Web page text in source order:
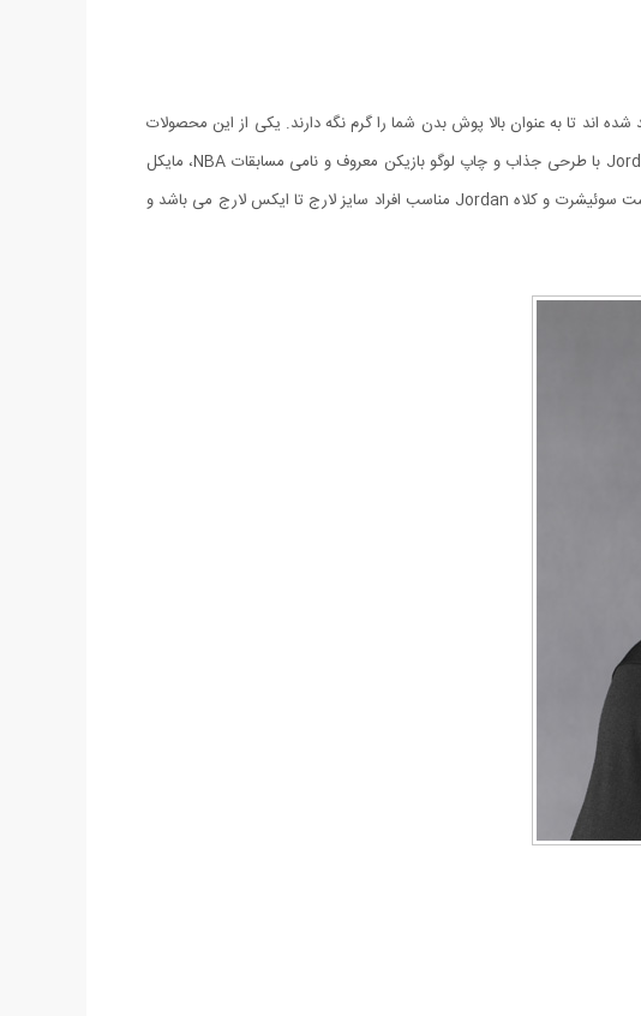
اند تا به عنوان بالا پوش بدن شما را گرم نگه دارند. یکی از این محصولات
ست سوئیشرت و کلاه Jordan از جنس پارچه خارخورده کرک دار است که بدن را بسیار گرم نگه می دارد. ست سوئیشرت و کلاه Jordan با طرحی جذاب و چاپ لوگو بازیکن معروف و نامی مسابقات NBA، مایکل
جردن در بخش سینه جلوه خاصی به این ست داده است. این ست به همراه یک کلاه کشی و بسیار شیک و مدرن ارائه شده است. ست سوئیشرت و کلاه Jordan مناسب افراد سایز لارج تا ایکس لارج می باشد و